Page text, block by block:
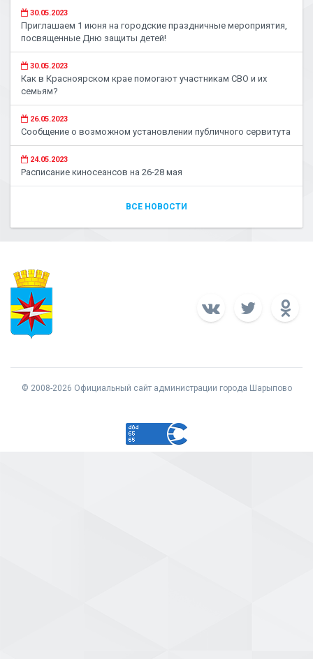
30.05.2023
Приглашаем 1 июня на городские праздничные мероприятия,
посвященные Дню защиты детей!
30.05.2023
Как в Красноярском крае помогают участникам СВО и их
семьям?
26.05.2023
Сообщение о возможном установлении публичного сервитута
24.05.2023
Расписание киносеансов на 26-28 мая
ВСЕ НОВОСТИ
© 2008-2026 Официальный сайт администрации города Шарыпово